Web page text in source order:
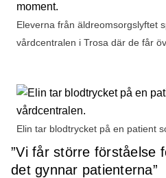
Eleverna från äldreomsorgslyftet
vårdcentralen i Trosa där de får
Elin tar blodtrycket på en patient
”Vi får större förståelse
det gynnar patienterna”